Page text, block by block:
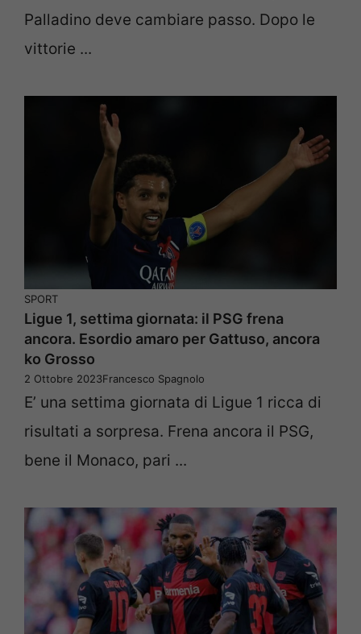
Palladino deve cambiare passo. Dopo le
vittorie ...
SPORT
Ligue 1, settima giornata: il PSG frena
ancora. Esordio amaro per Gattuso, ancora
ko Grosso
2 Ottobre 2023Francesco Spagnolo
E’ una settima giornata di Ligue 1 ricca di
risultati a sorpresa. Frena ancora il PSG,
bene il Monaco, pari ...